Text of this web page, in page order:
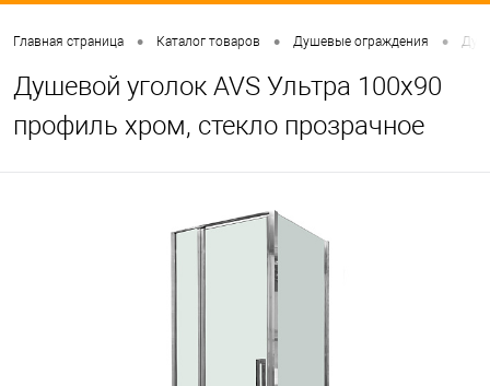
Главная страница • Каталог товаров • Душевые ограждения •
Душевой уголок AVS Ультра 100x90
профиль хром, стекло прозрачное